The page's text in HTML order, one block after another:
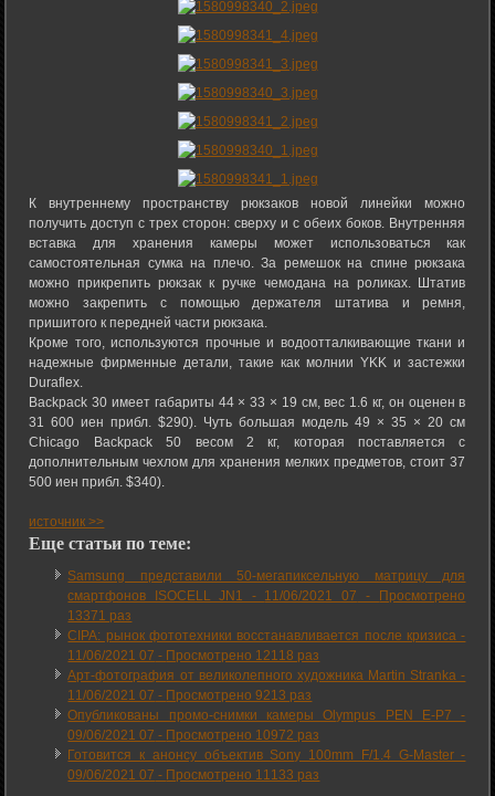
К внутреннему пространству рюкзаков новой линейки можно
получить доступ с трех сторон: сверху и с обеих боков. Внутренняя
вставка для хранения камеры может использоваться как
самостоятельная сумка на плечо. За ремешок на спине рюкзака
можно прикрепить рюкзак к ручке чемодана на роликах. Штатив
можно закрепить с помощью держателя штатива и ремня,
пришитого к передней части рюкзака.
Кроме того, используются прочные и водоотталкивающие ткани и
надежные фирменные детали, такие как молнии YKK и застежки
Duraflex.
Backpack 30 имеет габариты 44 × 33 × 19 см, вес 1.6 кг, он оценен в
31 600 иен прибл. $290). Чуть большая модель 49 × 35 × 20 см
Chicago Backpack 50 весом 2 кг, которая поставляется с
дополнительным чехлом для хранения мелких предметов, стоит 37
500 иен прибл. $340).
источник >>
Еще статьи по теме:
Samsung представили 50-мегапиксельную матрицу для
смартфонов ISOCELL JN1 - 11/06/2021 07 - Просмотрено
13371 раз
CIPA: рынок фототехники восстанавливается после кризиса -
11/06/2021 07 - Просмотрено 12118 раз
Арт-фотография от великолепного художника Martin Stranka -
11/06/2021 07 - Просмотрено 9213 раз
Опубликованы промо-снимки камеры Olympus PEN E-P7 -
09/06/2021 07 - Просмотрено 10972 раз
Готовится к анонсу объектив Sony 100mm F/1.4 G-Master -
09/06/2021 07 - Просмотрено 11133 раз